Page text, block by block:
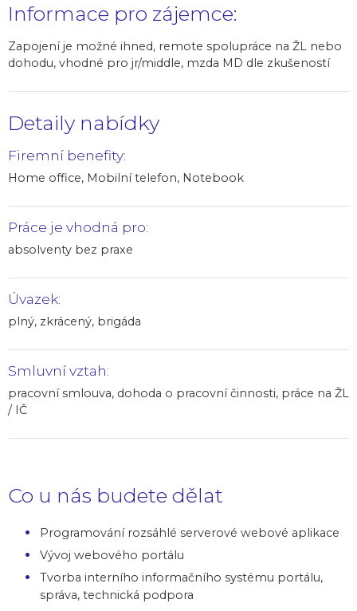
Informace pro zájemce:
Zapojení je možné ihned, remote spolupráce na ŽL nebo
dohodu, vhodné pro jr/middle, mzda MD dle zkušeností
Detaily nabídky
Firemní benefity:
Home office, Mobilní telefon, Notebook
Práce je vhodná pro:
absolventy bez praxe
Úvazek:
plný, zkrácený, brigáda
Smluvní vztah:
pracovní smlouva, dohoda o pracovní činnosti, práce na ŽL
/ IČ
Co u nás budete dělat
Programování rozsáhlé serverové webové aplikace
Vývoj webového portálu
Tvorba interního informačního systému portálu,
správa, technická podpora